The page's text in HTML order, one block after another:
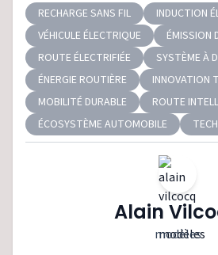
RECHARGE SANS FIL
INDUCTION
VÉHICULE ÉLECTRIQUE
ÉMISSION
ROUTE ÉLECTRIFIÉE
SYSTÈME À
ÉNERGIE ROUTIÈRE
INNOVATION
MOBILITÉ DURABLE
ROUTE
ÉCOSYSTÈME AUTOMOBILE
Alain
modèles